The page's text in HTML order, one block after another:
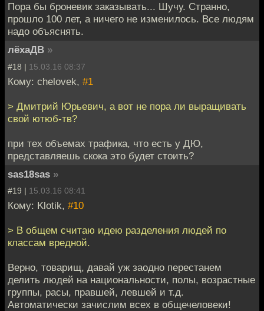
Пора бы броневик заказывать... Шучу. Странно,
прошло 100 лет, а ничего не изменилось. Все людям
надо объяснять.
лёхаДВ »
#18 | 15.03.16 08:37
Кому: chelovek, #1
> Дмитрий Юрьевич, а вот не пора ли выращивать
свой ютюб-тв?
при тех объемах трафика, что есть у ДЮ,
представляешь скока это будет стоить?
sas18sas »
#19 | 15.03.16 08:41
Кому: Klotik, #10
> В общем считаю идею разделения людей по
классам вредной.
Верно, товарищ, давай уж заодно перестанем
делить людей на национальности, полы, возрастные
группы, расы, правшей, левшей и т.д.
Автоматически зачислим всех в общечеловеки!